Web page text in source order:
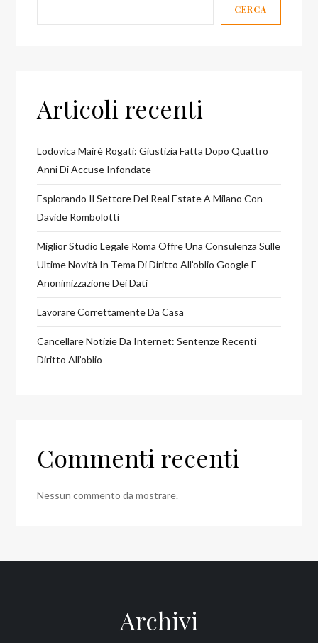
CERCA
Articoli recenti
Lodovica Mairè Rogati: Giustizia Fatta Dopo Quattro
Anni Di Accuse Infondate
Esplorando Il Settore Del Real Estate A Milano Con
Davide Rombolotti
Miglior Studio Legale Roma Offre Una Consulenza Sulle
Ultime Novità In Tema Di Diritto All’oblio Google E
Anonimizzazione Dei Dati
Lavorare Correttamente Da Casa
Cancellare Notizie Da Internet: Sentenze Recenti
Diritto All’oblio
Commenti recenti
Nessun commento da mostrare.
Archivi